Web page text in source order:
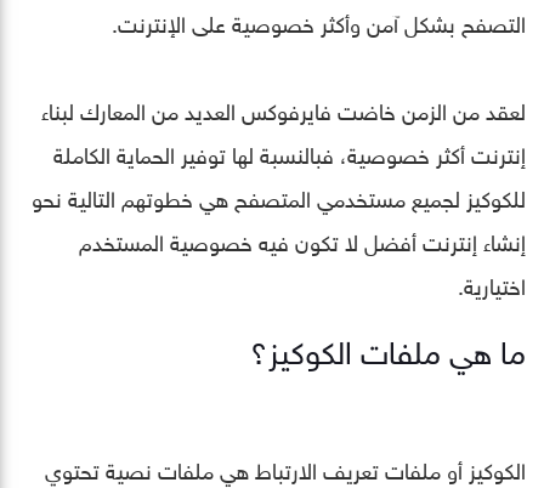
التصفح بشكل آمن وأكثر خصوصية على الإنترنت.
لعقد من الزمن خاضت فايرفوكس العديد من المعارك لبناء
إنترنت أكثر خصوصية، فبالنسبة لها توفير الحماية الكاملة
للكوكيز لجميع مستخدمي المتصفح هي خطوتهم التالية نحو
إنشاء إنترنت أفضل لا تكون فيه خصوصية المستخدم
اختيارية.
ما هي ملفات الكوكيز؟
الكوكيز أو ملفات تعريف الارتباط هي ملفات نصية تحتوي